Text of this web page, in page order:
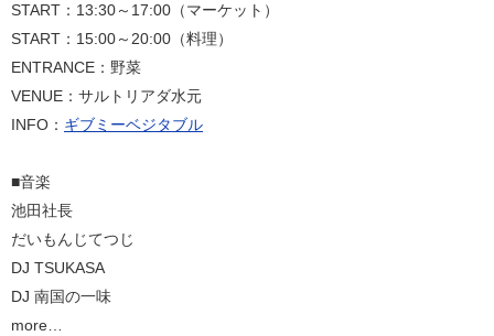
START：13:30～17:00（マーケット）
START：15:00～20:00（料理）
ENTRANCE：野菜
VENUE：サルトリアダ水元
INFO： ギブミーベジタブル
■音楽
池田社長
だいもんじてつじ
DJ TSUKASA
DJ 南国の一味
more…